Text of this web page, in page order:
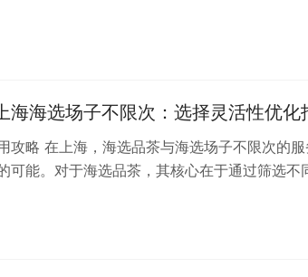
中能更精准地发力，缓解身体的疲劳和疼痛。
素。不同的人有不同的审美偏好，有些顾客可
海海选场子不限次：选择灵活性优化
攻略 在上海，海选品茶与海选场子不限次的
可能。对于海选品茶，其核心在于通过筛选不
消费者推荐合适的茶品进行品鉴。这种方式让